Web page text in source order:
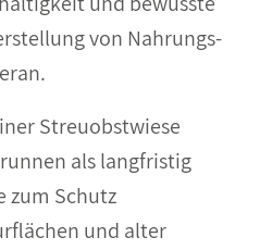
von Nahrungs-
Streuobstwiese
als langfristig
zum Schutz
und alter